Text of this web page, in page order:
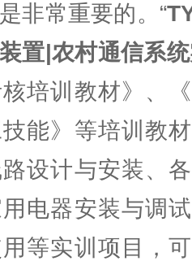
非常重要的。“
置|农村通信系
培训教材》、
能》等培训教
设计与安装、
电器安装与调
等实训项目，